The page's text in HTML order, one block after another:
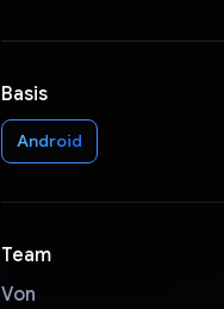
Basis
Android
Team
Von